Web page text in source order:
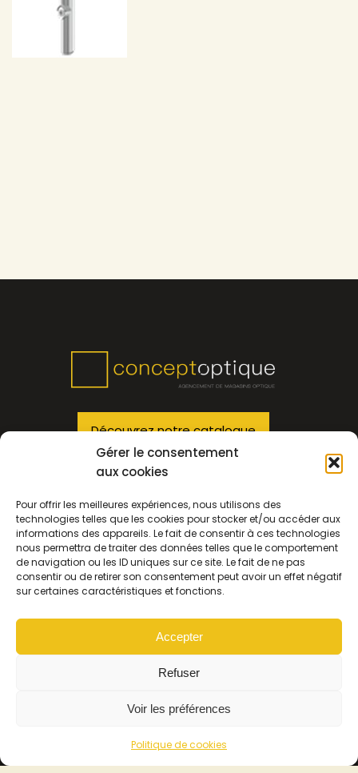
Gérer le consentement
aux cookies
Pour offrir les meilleures expériences, nous utilisons des
technologies telles que les cookies pour stocker et/ou accéder aux
informations des appareils. Le fait de consentir à ces technologies
nous permettra de traiter des données telles que le comportement
de navigation ou les ID uniques sur ce site. Le fait de ne pas
consentir ou de retirer son consentement peut avoir un effet négatif
sur certaines caractéristiques et fonctions.
Accepter
Refuser
Voir les préférences
Politique de cookies
Découvrez notre catalogue
Contact
2419, Route de Carpentras
84700 SORGUES
04 12 05 24 10
Newsletter